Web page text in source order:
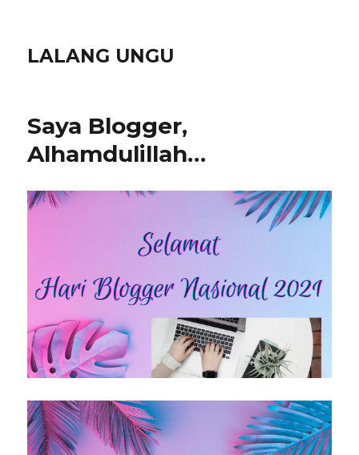
LALANG UNGU
Saya Blogger,
Alhamdulillah…